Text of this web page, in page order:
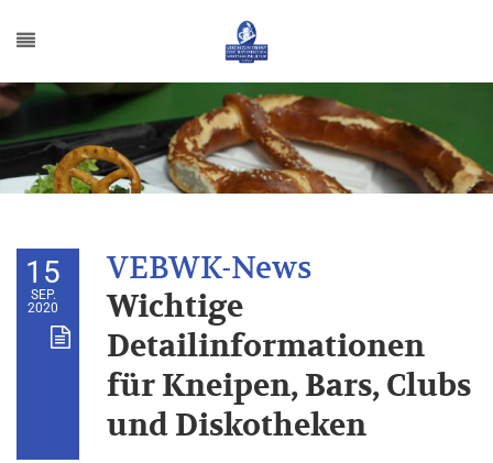
15
SEP.
2020
Wichtige
Detailinformationen
für Kneipen, Bars, Clubs
und Diskotheken